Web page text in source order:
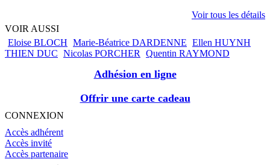
Voir tous les détails
VOIR AUSSI
Eloise BLOCH Marie-Béatrice DARDENNE Ellen HUYNH
THIEN DUC Nicolas PORCHER Quentin RAYMOND
Adhésion en ligne
Offrir une carte cadeau
CONNEXION
Accès adhérent
Accès invité
Accès partenaire